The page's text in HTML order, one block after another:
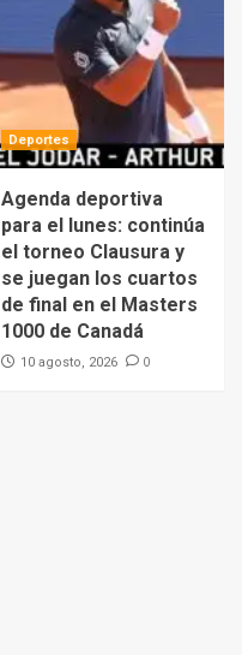
Deportes
Agenda deportiva
para el lunes: continúa
el torneo Clausura y
se juegan los cuartos
de final en el Masters
1000 de Canadá
10 agosto, 2026 0